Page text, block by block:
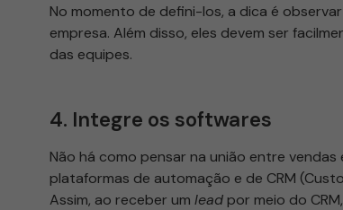
No momento de defini-los, a dica é
empresa. Além disso, eles devem ser
das equipes.
4. Integre os softwares
Não há como pensar na união entre
plataformas de automação e de CRM
Assim, ao receber um leadpor meio do